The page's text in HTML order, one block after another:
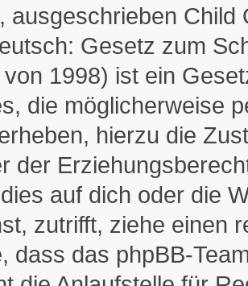
ausgeschrieben
Gesetz zum
1998) ist ein
die möglicherweise
hierzu die
der
auf dich oder die
zutrifft, ziehe einen
dass das phpBB-